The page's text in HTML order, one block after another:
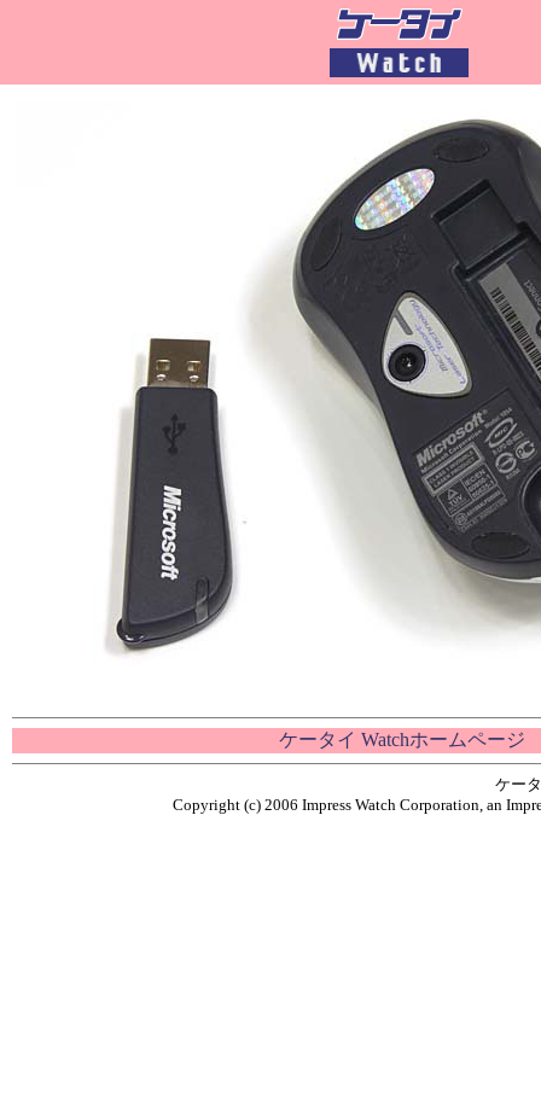
ケータイ Watchホームページ
ケー
Copyright (c) 2006 Impress Watch Corporation, an